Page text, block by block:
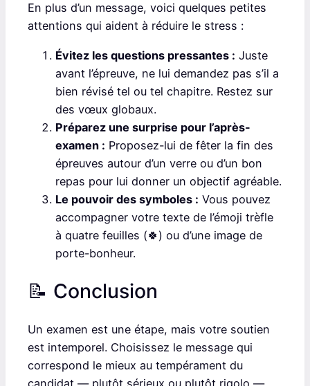
En plus d’un message, voici quelques petites
attentions qui aident à réduire le stress :
Évitez les questions pressantes : Juste
avant l’épreuve, ne lui demandez pas s’il a
bien révisé tel ou tel chapitre. Restez sur
des vœux globaux.
Préparez une surprise pour l’après-
examen : Proposez-lui de fêter la fin des
épreuves autour d’un verre ou d’un bon
repas pour lui donner un objectif agréable.
Le pouvoir des symboles : Vous pouvez
accompagner votre texte de l’émoji trèfle
à quatre feuilles (🍀) ou d’une image de
porte-bonheur.
📝 Conclusion
Un examen est une étape, mais votre soutien
est intemporel. Choisissez le message qui
correspond le mieux au tempérament du
candidat — plutôt sérieux ou plutôt rigolo —